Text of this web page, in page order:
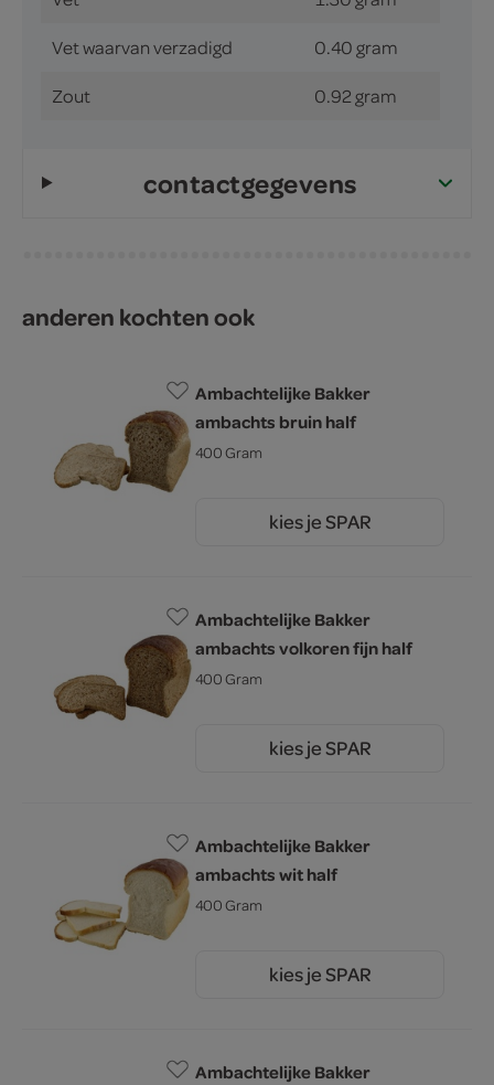
Vet waarvan verzadigd 0.40 gram
Zout 0.92 gram
contactgegevens
anderen kochten ook
Ambachtelijke Bakker
ambachts bruin half
400 Gram
kies je SPAR
Ambachtelijke Bakker
ambachts volkoren fijn half
400 Gram
kies je SPAR
Ambachtelijke Bakker
ambachts wit half
400 Gram
kies je SPAR
Ambachtelijke Bakker